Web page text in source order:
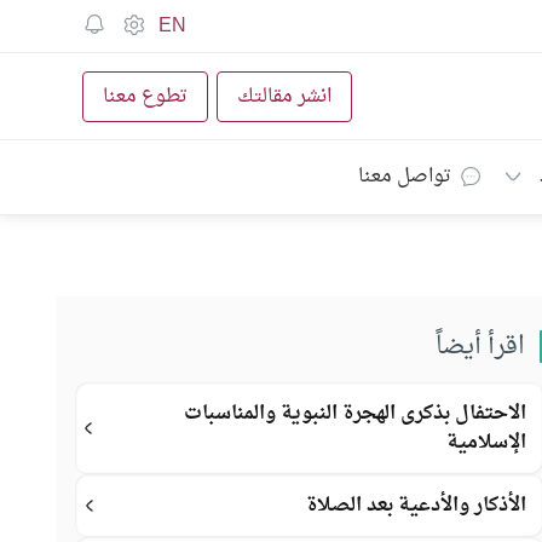
EN
انشر مقالتك تطوع معنا
تواصل معنا
اقرأ أيضاً
الاحتفال بذكرى الهجرة النبوية والمناسبات
الإسلامية
الأذكار والأدعية بعد الصلاة